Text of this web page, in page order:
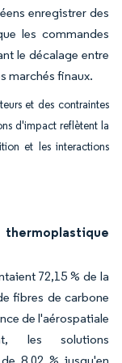
enregistrer des
les commandes
le décalage entre
marchés finaux.
et des contraintes
d'impact reflètent la
et les interactions
72,15 % de la
fibres de carbone
de l'aérospatiale
les solutions